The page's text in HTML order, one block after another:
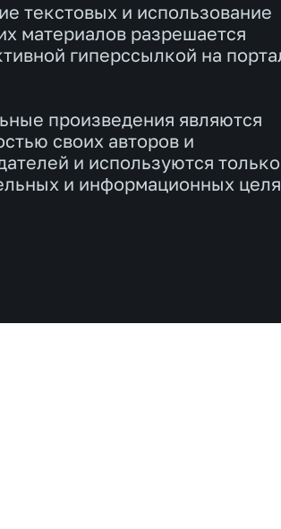
текстовых и использование
материалов разрешается
гиперссылкой на
произведения являются
своих авторов и
и используются
и информационных